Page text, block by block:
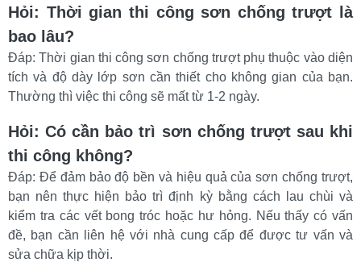
Hỏi: Thời gian thi công sơn chống trượt là
bao lâu?
Đáp: Thời gian thi công sơn chống trượt phụ thuộc vào diện
tích và độ dày lớp sơn cần thiết cho không gian của bạn.
Thường thì việc thi công sẽ mất từ 1-2 ngày.
Hỏi: Có cần bảo trì sơn chống trượt sau khi
thi công không?
Đáp: Để đảm bảo độ bền và hiệu quả của sơn chống trượt,
bạn nên thực hiện bảo trì định kỳ bằng cách lau chùi và
kiểm tra các vết bong tróc hoặc hư hỏng. Nếu thấy có vấn
đề, bạn cần liên hệ với nhà cung cấp để được tư vấn và
sửa chữa kịp thời.